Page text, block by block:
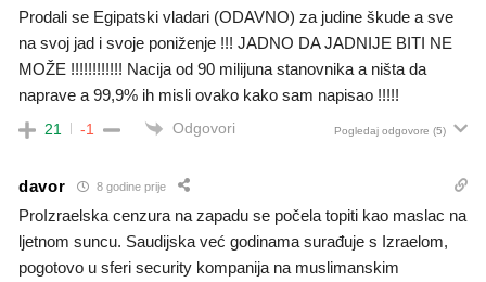
Prodali se Egipatski vladari (ODAVNO) za judine škude a sve
na svoj jad i svoje poniženje !!! JADNO DA JADNIJE BITI NE
MOŽE !!!!!!!!!!!! Nacija od 90 milijuna stanovnika a ništa da
naprave a 99,9% ih misli ovako kako sam napisao !!!!!
21 -1 Odgovori Pogledaj odgovore (5)
davor 8 godine prije
ProIzraelska cenzura na zapadu se počela topiti kao maslac na
ljetnom suncu. Saudijska već godinama surađuje s Izraelom,
pogotovo u sferi security kompanija na muslimanskim